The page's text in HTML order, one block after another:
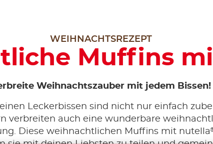
WEIHNACHTSREZEPT
Muffins
Weihnachtszauber mit jedem Bissen!
Leckerbissen sind nicht nur einfach
verbreiten auch eine wunderbare
Diese weihnachtlichen Muffins mit nutella